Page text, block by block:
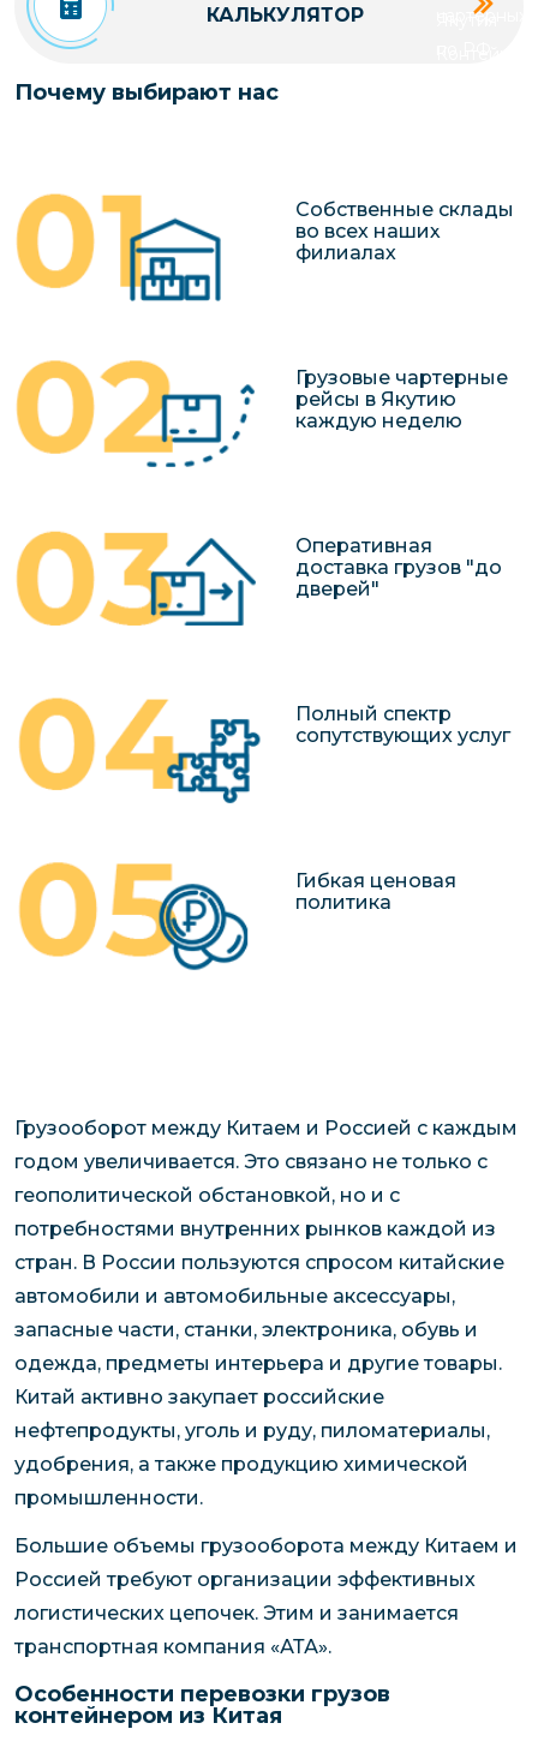
чартерных
Якутия
в Якутию
КАЛЬКУЛЯТОР
Почему выбирают нас
Собственные склады
во всех наших
филиалах
Грузовые чартерные
рейсы в Якутию
каждую неделю
Оперативная
доставка грузов "до
дверей"
Полный спектр
сопутствующих услуг
Гибкая ценовая
политика
Грузооборот между Китаем и Россией с каждым
годом увеличивается. Это связано не только с
геополитической обстановкой, но и с
потребностями внутренних рынков каждой из
стран. В России пользуются спросом китайские
автомобили и автомобильные аксессуары,
запасные части, станки, электроника, обувь и
одежда, предметы интерьера и другие товары.
Китай активно закупает российские
нефтепродукты, уголь и руду, пиломатериалы,
удобрения, а также продукцию химической
промышленности.
Большие объемы грузооборота между Китаем и
Россией требуют организации эффективных
логистических цепочек. Этим и занимается
транспортная компания «АТА».
Особенности перевозки грузов
контейнером из Китая